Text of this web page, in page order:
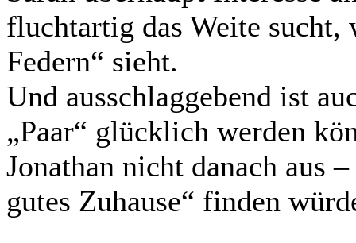
fluchtartig das Weite sucht,
Federn“ sieht.
Und ausschlaggebend ist
„Paar“ glücklich werden
Jonathan nicht danach aus
gutes Zuhause“ finden